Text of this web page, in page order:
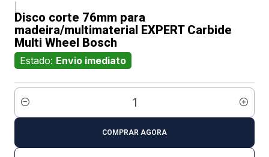
Disco corte 76mm para
madeira/multimaterial EXPERT Carbide
Multi Wheel Bosch
Estado: Envio imediato
Quantidade
COMPRAR AGORA